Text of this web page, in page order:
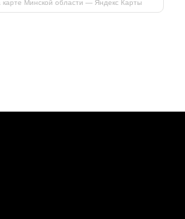
Минской области — Яндекс Карты